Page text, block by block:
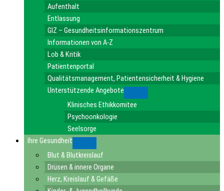
Aufenthalt
Entlassung
GIZ – Gesundheitsinformationszentrum
Informationen von A-Z
Lob & Kritik
Patientenportal
Qualitätsmanagement, Patientensicherheit & Hygiene
Unterstützende Angebote
Klinisches Ethikkomitee
Psychoonkologie
Seelsorge
Ihre Gesundheit
Blut & Blutkreislauf
Drüsen & innere Organe
Herz, Kreislauf & Gefäße